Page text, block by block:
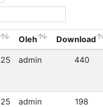
Oleh Download
admin 440
admin 198